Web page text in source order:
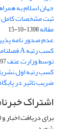
جهان اسلام به
ثبت مشخصات کامل
مقاله1398-10-15
عدم صدور نامه
توسط وزارت عتف03
کسب رتبه اول
ضریب تاثیر در
اشتراک
برای دریافت